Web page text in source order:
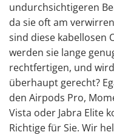
undurchsichtigeren
da sie oft am
sind diese kabellosen
werden sie lange
rechtfertigen, und
überhaupt gerecht?
den Airpods Pro,
Vista oder Jabra Elite
Richtige für Sie. Wir